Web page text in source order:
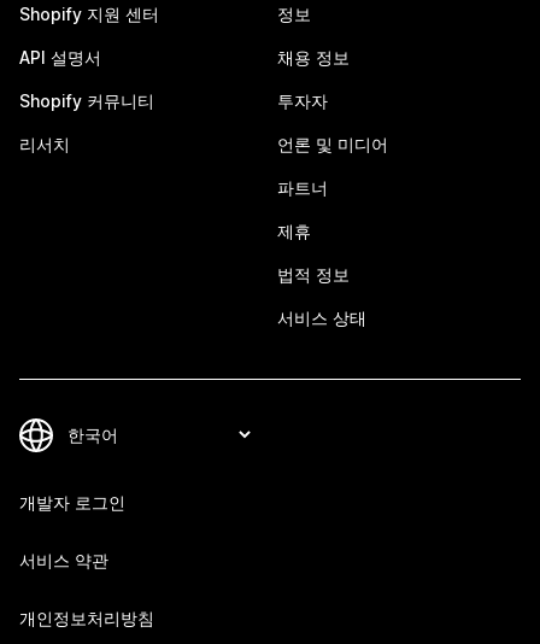
Shopify 지원 센터
API 설명서
Shopify 커뮤니티
리서치
정보
채용 정보
투자자
언론 및 미디어
파트너
제휴
법적 정보
서비스 상태
개발자 로그인
서비스 약관
개인정보처리방침